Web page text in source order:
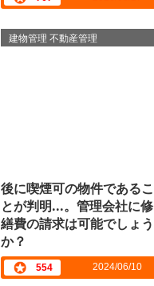
建物管理 不動産管理
後に喫煙可の物件であるこ
とが判明...。管理会社に修
繕費の請求は可能でしょう
か？
554 2024/06/10